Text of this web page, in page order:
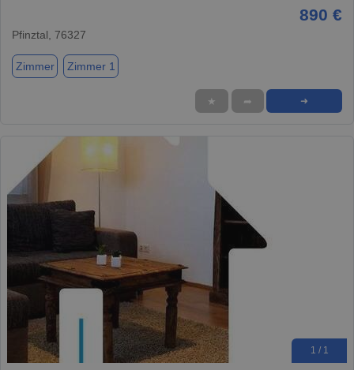
890 €
Pfinztal, 76327
Zimmer Zimmer 1
★ ➦ ➜
1 / 1